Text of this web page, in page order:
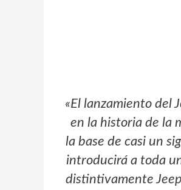
«El lanzamiento del
en la historia de la
la base de casi un
introducirá a toda
distintivamente